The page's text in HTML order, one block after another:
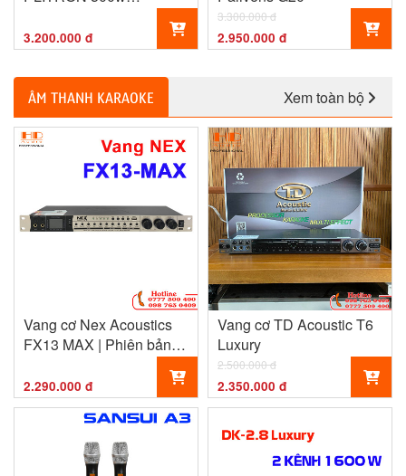
3.200.000 đ
3.300.000 đ
2.950.000 đ
ÂM THANH KARAOKE Xem toàn bộ
Vang cơ Nex Acoustics
FX13 MAX | Phiên bản
2.290.000 đ
Vang cơ TD Acoustic T6
Luxury
2.500.000 đ
2.350.000 đ